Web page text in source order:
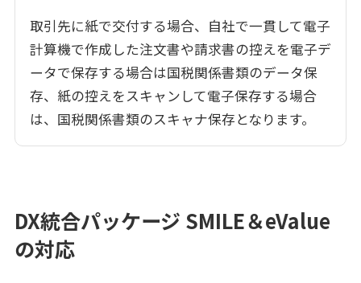
取引先に紙で交付する場合、自社で一貫して電子
計算機で作成した注文書や請求書の控えを電子デ
ータで保存する場合は国税関係書類のデータ保
存、紙の控えをスキャンして電子保存する場合
は、国税関係書類のスキャナ保存となります。
DX統合パッケージ SMILE＆eValue
の対応